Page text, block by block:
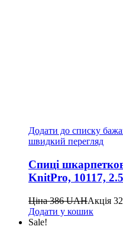
Додати до списку
швидкий перегляд
Спиці
KnitPro, 10117,
Ціна386UAHАкція
Додати у кошик
Sale!